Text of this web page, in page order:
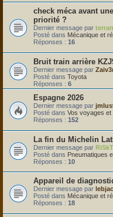
check méca avant
priorité ?
Dernier message par
Posté dans Mécanique et
Réponses : 16
Bruit train arrière
Dernier message par
Posté dans Toyota
Réponses : 6
Espagne 2026
Dernier message par
Posté dans Vos voyages et
Réponses : 152
La fin du Michelin
Dernier message par
Posté dans Pneumatiques
Réponses : 10
Appareil de
Dernier message par lebjac
Posté dans Mécanique et
Réponses : 18